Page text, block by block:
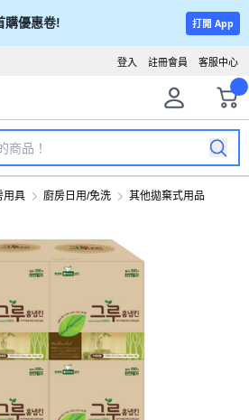
購優惠卷! 打開 App
客服中心
註冊會員
登入
用具 廚房日用/免洗 其他拋棄式用品